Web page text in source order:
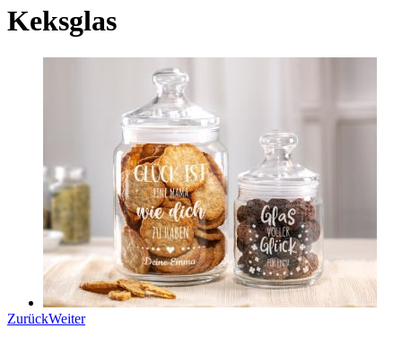
Keksglas
ZurückWeiter